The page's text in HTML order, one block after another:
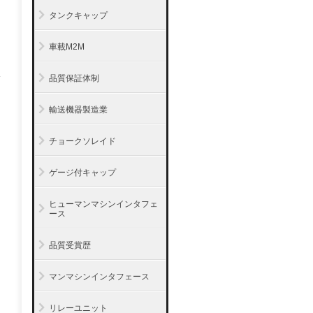
タンクキャップ
車載M2M
品質保証体制
輸送機器製造業
チョークソレイド
ゲージ付キャップ
ヒューマンマシンインタフェ
ース
品質受賞歴
マンマシンインタフェース
リレーユニット